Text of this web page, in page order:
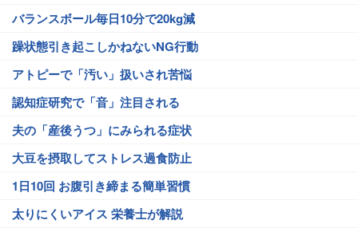
バランスボール毎日10分で20kg減
躁状態引き起こしかねないNG行動
アトピーで「汚い」扱いされ苦悩
認知症研究で「音」注目される
夫の「産後うつ」にみられる症状
大豆を摂取してストレス過食防止
1日10回 お腹引き締まる簡単習慣
太りにくいアイス 栄養士が解説